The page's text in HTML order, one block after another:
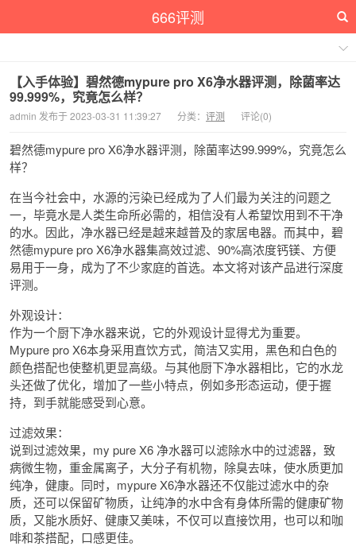
666评测
【入手体验】碧然德mypure pro X6净水器评测，除菌率达
99.999%，究竟怎么样？
admin 发布于 2023-03-31 11:39:27 分类： 评测 评论(0)
碧然德mypure pro X6净水器评测，除菌率达99.999%，究竟怎么
样？
在当今社会中，水源的污染已经成为了人们最为关注的问题之
一，毕竟水是人类生命所必需的，相信没有人希望饮用到不干净
的水。因此，净水器已经是越来越普及的家居电器。而其中，碧
然德mypure pro X6净水器集高效过滤、90%高浓度钙镁、方便
易用于一身，成为了不少家庭的首选。本文将对该产品进行深度
评测。
外观设计：
作为一个厨下净水器来说，它的外观设计显得尤为重要。
Mypure pro X6本身采用直饮方式，简洁又实用，黑色和白色的
颜色搭配也使整机更显高级。与其他厨下净水器相比，它的水龙
头还做了优化，增加了一些小特点，例如多形态运动，便于握
持，到手就能感受到心意。
过滤效果：
说到过滤效果，my pure X6 净水器可以滤除水中的过滤器，致
病微生物，重金属离子，大分子有机物，除臭去味，使水质更加
纯净，健康。同时，mypure X6净水器还不仅能过滤水中的杂
质，还可以保留矿物质，让纯净的水中含有身体所需的健康矿物
质，又能水质好、健康又美味，不仅可以直接饮用，也可以和咖
啡和茶搭配，口感更佳。